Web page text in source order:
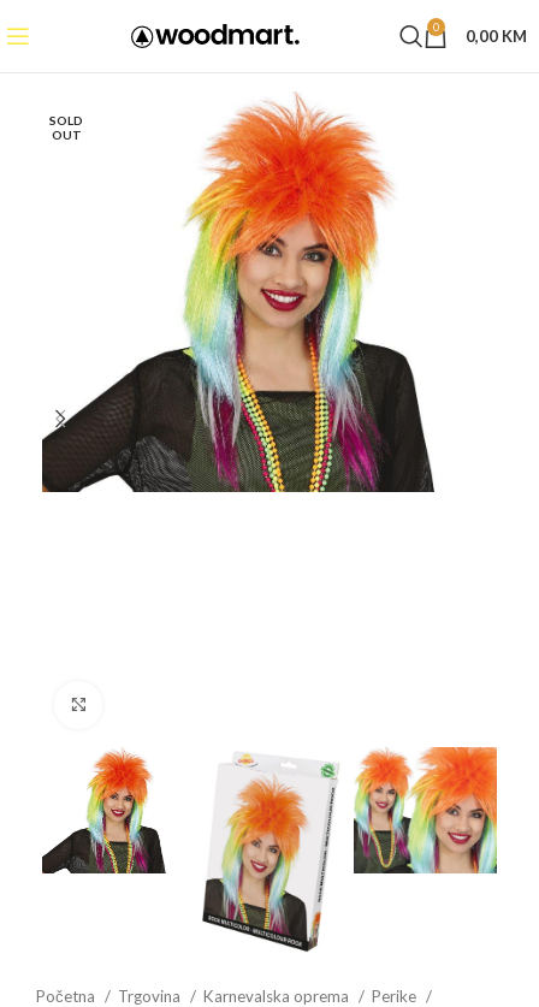
0 0,00 KM
SOLD
OUT
Početna Trgovina Karnevalska oprema
Perike